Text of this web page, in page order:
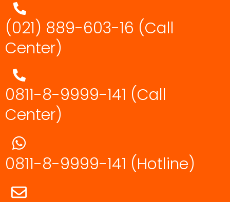
(021) 889-603-16 (Call
Center)
0811-8-9999-141 (Call
Center)
0811-8-9999-141 (Hotline)